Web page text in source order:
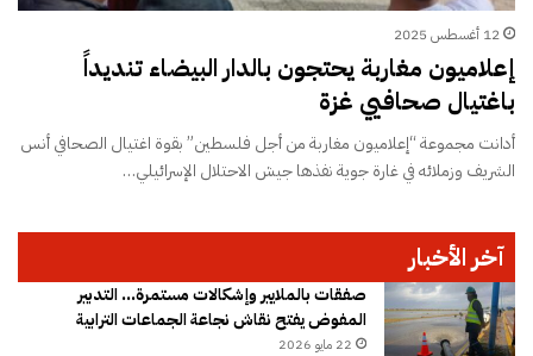
12 أغسطس 2025
إعلاميون مغاربة يحتجون بالدار البيضاء تنديداً
باغتيال صحافيي غزة
أدانت مجموعة “إعلاميون مغاربة من أجل فلسطين” بقوة اغتيال الصحافي أنس
الشريف وزملائه في غارة جوية نفذها جيش الاحتلال الإسرائيلي…
آخر الأخبار
صفقات بالملايير وإشكالات مستمرة… التدبير
المفوض يفتح نقاش نجاعة الجماعات الترابية
22 مايو 2026